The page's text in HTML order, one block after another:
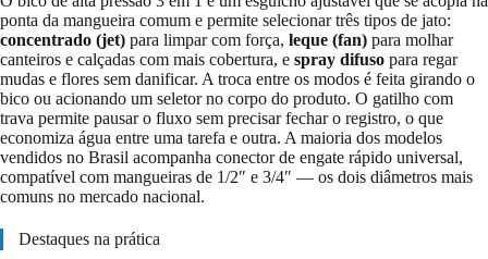
ponta da mangueira comum e permite selecionar três tipos de jato:
concentrado (jet) para limpar com força, leque (fan) para molhar
canteiros e calçadas com mais cobertura, e spray difuso para regar
mudas e flores sem danificar. A troca entre os modos é feita girando o
bico ou acionando um seletor no corpo do produto. O gatilho com
trava permite pausar o fluxo sem precisar fechar o registro, o que
economiza água entre uma tarefa e outra. A maioria dos modelos
vendidos no Brasil acompanha conector de engate rápido universal,
compatível com mangueiras de 1/2″ e 3/4″ — os dois diâmetros mais
comuns no mercado nacional.
Destaques na prática